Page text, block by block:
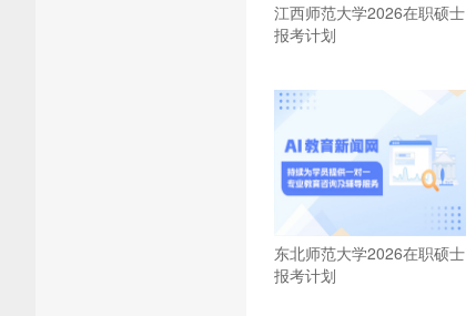
江西师范大学2026在职硕士
报考计划
东北师范大学2026在职硕士
报考计划